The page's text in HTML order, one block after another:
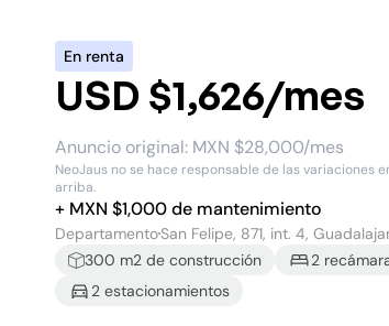
En renta
USD $1,626/mes
Anuncio original: MXN $28,000/mes
NeoJaus no se hace responsable de las variaciones
arriba.
+ MXN $1,000de mantenimiento
DepartamentoSan Felipe, 871, int. 4,
300 m2 de construcción 2
2 estacionamientos